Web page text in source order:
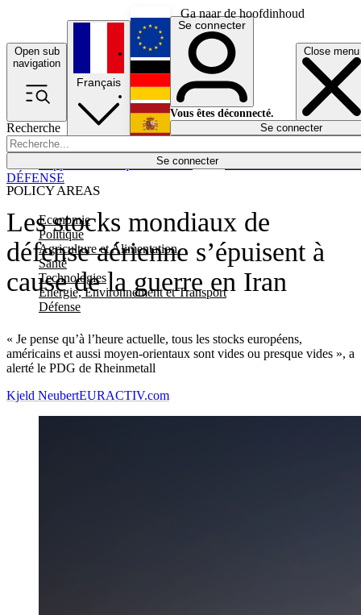
Ga naar de hoofdinhoud
Open sub
navigation
Close menu
Recherche
Se connecter
POLICY AREAS
Economie
Politique
Agriculture et Alimentation
Santé
Technologies
Energie, Environnement et Transport
Défense
Économie
Français
English
Deutsch
Español
Se connecter
Vous êtes déconnecté.
Se connecter
Les stocks mondiaux de
défense aérienne s’épuisent à
cause de la guerre en Iran
« Je pense qu’à l’heure actuelle, tous les stocks européens,
américains et aussi moyen-orientaux sont vides ou presque vides », a
alerté le PDG de Rheinmetall
DÉFENSE
Kjeld NeubertEURACTIV.com